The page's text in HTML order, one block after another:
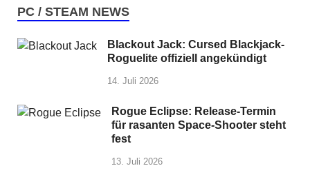
PC / STEAM NEWS
Blackout Jack: Cursed Blackjack-
Roguelite offiziell angekündigt
14. Juli 2026
Rogue Eclipse: Release-Termin
für rasanten Space-Shooter steht
fest
13. Juli 2026